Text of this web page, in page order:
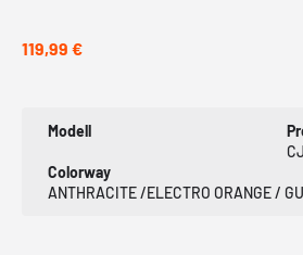
119,99 €
Modell
Colorway
ANTHRACITE /ELECTRO ORANGE /